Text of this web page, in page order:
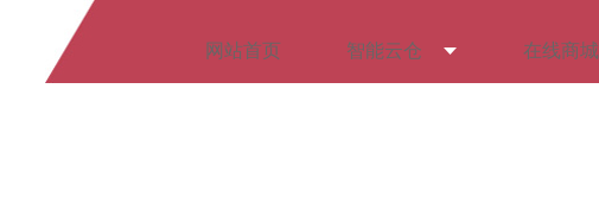
网站首页 智能云仓 在线商城